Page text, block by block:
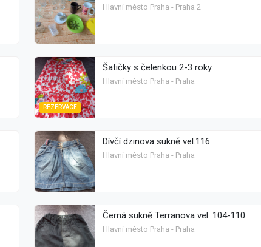
Hlavní město Praha - Praha 2
REZERVACE
Šatičky s čelenkou 2-3 roky
Hlavní město Praha - Praha
Dívčí dzinova sukně vel.116
Hlavní město Praha - Praha
Černá sukně Terranova vel. 104-110
Hlavní město Praha - Praha